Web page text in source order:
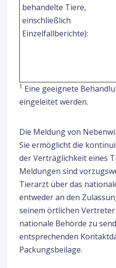
behandelte Tiere,
einschließlich
Einzelfallberichte):
1 Eine geeignete
eingeleitet werden.
Die Meldung von
Sie ermöglicht die
der Verträglichkeit eines
Meldungen sind
Tierarzt über das
entweder an den
seinem örtlichen
nationale Behörde zu
entsprechenden
Packungsbeilage.